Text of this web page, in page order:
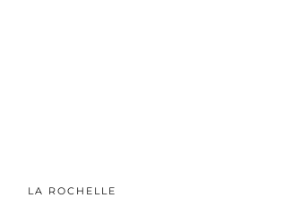
LA ROCHELLE